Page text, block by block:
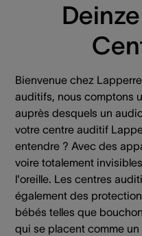
Bienvenue chez
auditifs, nous comptons
auprès desquels un
votre centre auditif
entendre ? Avec des
voire totalement
l'oreille. Les centres
également des
bébés telles que
qui se placent comme